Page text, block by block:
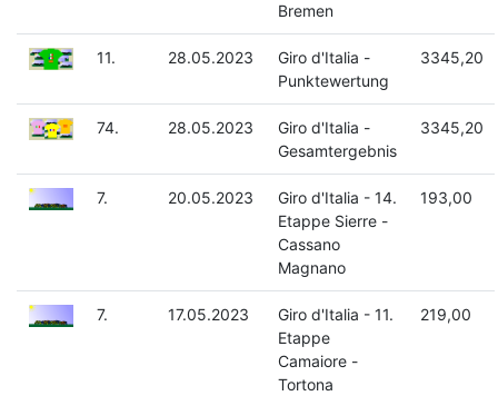
Bremen
11. 28.05.2023
Giro d'Italia -
Punktewertung
3345,20
74. 28.05.2023
Giro d'Italia -
Gesamtergebnis
3345,20
7. 20.05.2023
Giro d'Italia - 14.
Etappe Sierre -
Cassano
Magnano
193,00
7. 17.05.2023
Giro d'Italia - 11.
Etappe
Camaiore -
Tortona
219,00